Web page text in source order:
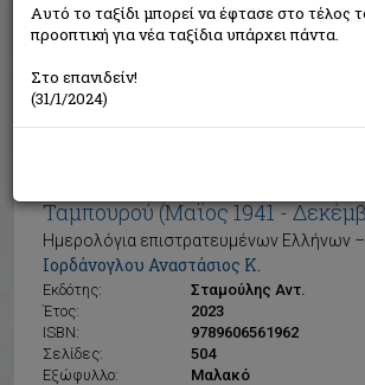
Είκοσι ηλικίες. Τάγματα
Ταμπουρού (Μαϊος 1941 -
Ιορδάνογλου Αναστάσιος Κ.
Εκδότης:
Σταμούλης Αντ.
Έτος:
2023
ISBN:
9789606561962
Σελίδες:
504
Εξώφυλλο:
Μαλακό
Η
Δεν υπάρχει
Αυτό το ταξίδι μπορεί να έφτασε στο τέλος
προοπτική για νέα ταξίδια υπάρχει πάντα.
Στο επανιδείν!
(31/1/2024)